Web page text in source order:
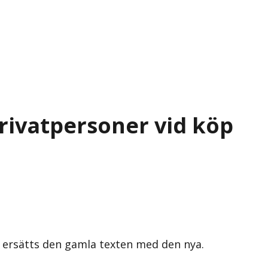
vid köp
den gamla texten med den nya.